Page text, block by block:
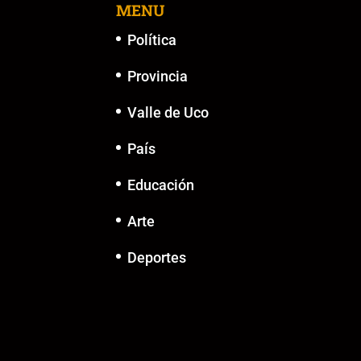
MENU
Política
Provincia
Valle de Uco
País
Educación
Arte
Deportes